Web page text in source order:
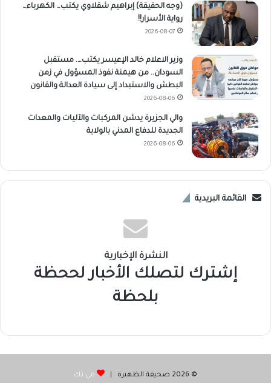
(وجه الحقيقة) إبراهيم شقلاوي يكتب… الكهرباء…
رواية الأسرار!!
2026-08-07
وزير الاعلام خالد الإعيسر يكتب…. مستقبل
السودان.. من هيمنة نفوذ المسؤول في زمن
البطش والاستبداد إلى سيادة العدالة والقانون
2026-08-06
والي الجزيرة يدشن المركبات والآليات والمعدات
الجديدة للدفاع المدني بالولاية
2026-08-06
القائمة البريدية
النشرة الإخبارية
إشترك لتصلك الأخبار لححظة
بلحظة
© 2026 صحيفة الظهيرة | مي تك